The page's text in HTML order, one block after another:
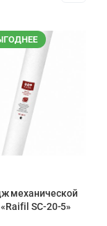
механической
SC-20-5»